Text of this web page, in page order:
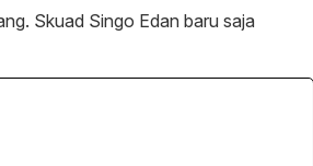
Skuad Singo Edan baru saja